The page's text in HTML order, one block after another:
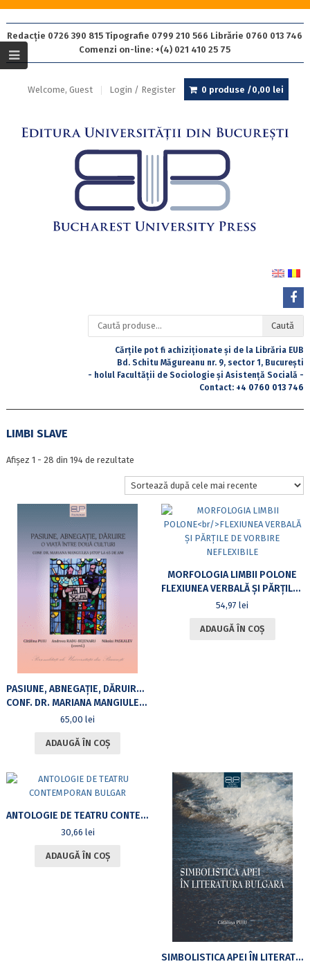
Redacție 0726 390 815 Tipografie 0799 210 566 Librărie 0760 013 746
Comenzi on-line: +(4) 021 410 25 75
Welcome, Guest Login / Register 0 produse /0,00 lei
Caută
după:
Caută
Cărțile pot fi achiziționate și de la Librăria EUB
Bd. Schitu Măgureanu nr. 9, sector 1, București
- holul Facultății de Sociologie și Asistență Socială -
Contact: +4 0760 013 746
LIMBI SLAVE
Afișez 1 - 28 din 194 de rezultateSortat
cele
recente
PASIUNE, ABNEGAȚIE, DĂRUIRE – O VIAȚĂ ÎNTRE DOUĂ CULTURI
CONF. DR. MARIANA MANGIULEA JATOP LA 65 DE ANI
65,00lei
ADAUGĂ ÎN COȘ
MORFOLOGIA LIMBII POLONE
FLEXIUNEA VERBALĂ ȘI PĂRȚILE DE VORBIRE NEFLEXIBILE
54,97lei
ADAUGĂ ÎN COȘ
ANTOLOGIE DE TEATRU CONTEMPORAN BULGAR
30,66 lei
ADAUGĂ ÎN COȘ
SIMBOLISTICA APEI ÎN LITERATURA BULGARĂ